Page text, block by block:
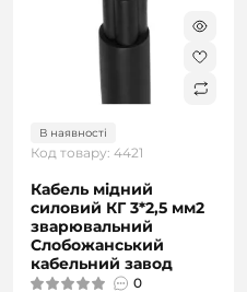
В наявності
Код товару: 4421
Кабель мідний
силовий КГ 3*2,5 мм2
зварювальний
Слобожанський
кабельний завод
0